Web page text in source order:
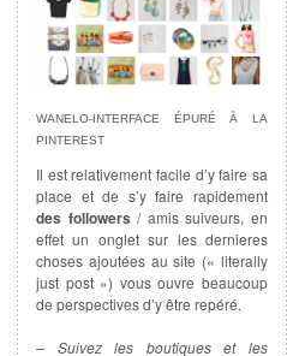
WANELO-INTERFACE ÉPURÉ À LA
PINTEREST
Il est relativement facile d’y faire sa
place et de s’y faire rapidement
des followers / amis suiveurs, en
effet un onglet sur les dernieres
choses ajoutées au site (« literally
just post ») vous ouvre beaucoup
de perspectives d’y être repéré.
– Suivez les boutiques et les